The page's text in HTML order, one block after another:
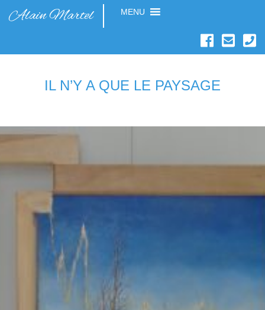
Alain Martel MENU
IL N’Y A QUE LE PAYSAGE